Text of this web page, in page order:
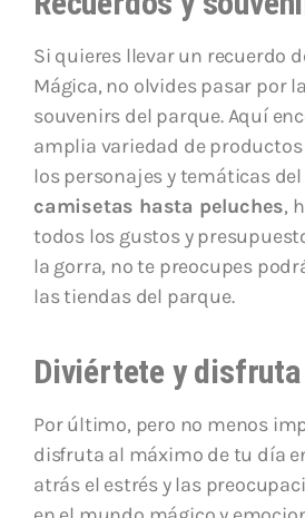
Si quieres llevar un recuerdo
Mágica, no olvides pasar por
souvenirs del parque. Aquí
amplia variedad de
los personajes y temáticas del
camisetas hasta peluches,
todos los gustos y
la gorra, no te preocupes
las tiendas del parque.
Diviértete y
Por último, pero no menos
disfruta al máximo de tu día
atrás el estrés y las